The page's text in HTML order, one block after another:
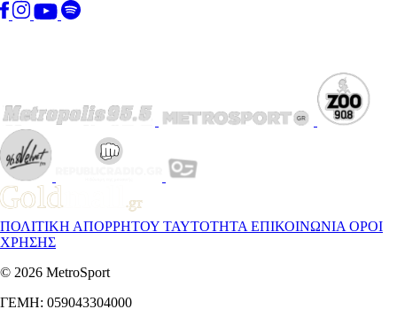
ΠΟΛΙΤΙΚΗ ΑΠΟΡΡΗΤΟΥ ΤΑΥΤΟΤΗΤΑ ΕΠΙΚΟΙΝΩΝΙΑ ΟΡΟΙ
ΧΡΗΣΗΣ
© 2026 MetroSport
ΓΕΜΗ: 059043304000